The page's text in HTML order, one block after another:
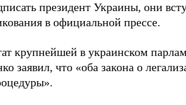
президент Украины, они
в официальной прессе.
крупнейшей в украинском
заявил, что «оба закона о